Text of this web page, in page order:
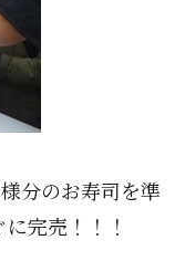
分のお寿司を準
完売！！！